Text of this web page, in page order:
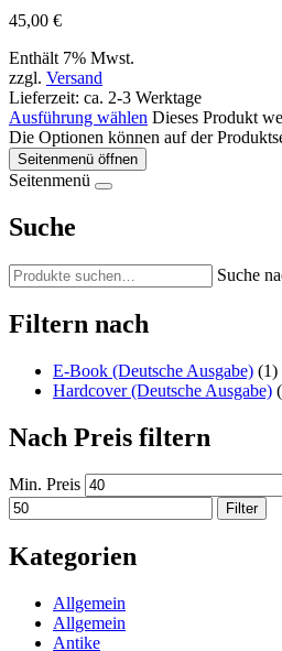
45,00 €
Enthält 7% Mwst.
zzgl. Versand
Lieferzeit: ca. 2-3 Werktage
Ausführung wählen Dieses Produkt
Die Optionen können auf der
Seitenmenü öffnen
Seitenmenü
Suche
Suche
Filtern nach
E-Book (Deutsche Ausgabe) (1)
Hardcover (Deutsche Ausgabe)
Nach Preis filtern
Min. Preis
Filter
Kategorien
Allgemein
Allgemein
Antike